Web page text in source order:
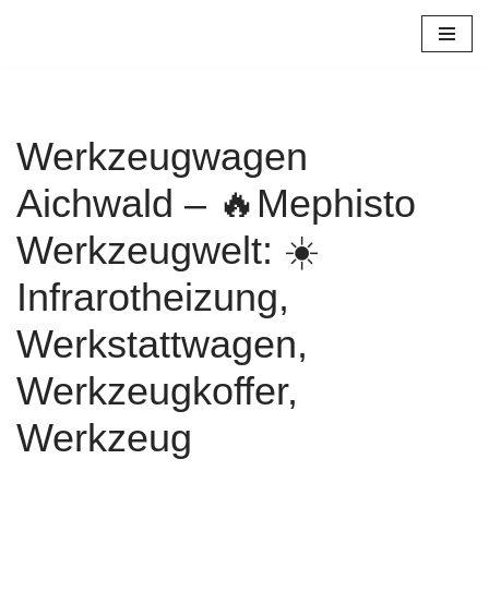
Werkzeugwagen
Aichwald – 🔥Mephisto
Werkzeugwelt: ☀️
Infrarotheizung,
Werkstattwagen,
Werkzeugkoffer,
Werkzeug